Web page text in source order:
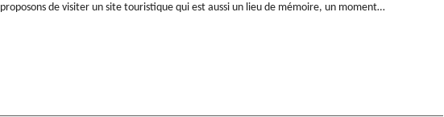
proposons de visiter un site touristique qui est aussi un lieu de mémoire, un moment…